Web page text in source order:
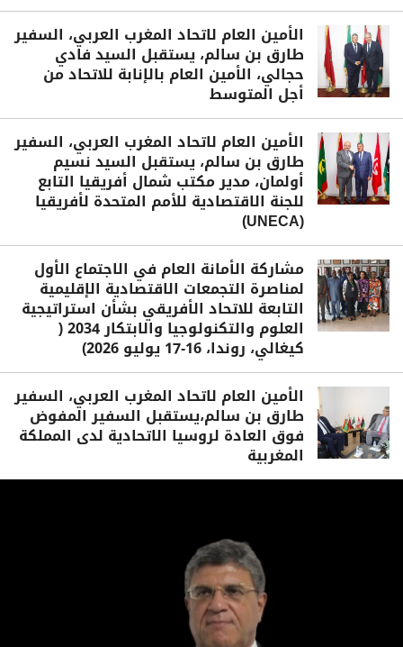
الأمين العام لاتحاد المغرب العربي، السفير
طارق بن سالم، يستقبل السيد فادي
حجالي، الأمين العام بالإنابة للاتحاد من
أجل المتوسط
الأمين العام لاتحاد المغرب العربي، السفير
طارق بن سالم، يستقبل السيد نسيم
أولمان، مدير مكتب شمال أفريقيا التابع
للجنة الاقتصادية للأمم المتحدة لأفريقيا
(UNECA)
مشاركة الأمانة العام في الاجتماع الأول
لمناصرة التجمعات الاقتصادية الإقليمية
التابعة للاتحاد الأفريقي بشأن استراتيجية
العلوم والتكنولوجيا والابتكار 2034 (
كيغالي، روندا، 16-17 يوليو 2026)
الأمين العام لاتحاد المغرب العربي، السفير
طارق بن سالم،يستقبل السفير المفوض
فوق العادة لروسيا الاتحادية لدى المملكة
المغربية